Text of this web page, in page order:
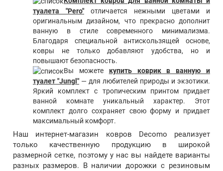
туалета "Pero" отличается нежными цветами и
оригинальным дизайном, что прекрасно дополнит
ванную в стиле современного минимализма.
Благодаря специальной антискользящей основе,
ковры не только добавляют удобства, но и
повышают безопасность.
Вы можете
купить коврик в ванную и
туалет "Jungl" — для любителей природы и экзотики.
Яркий комплект с тропическим принтом придает
ванной комнате уникальный характер. Этот
комплект долго сохраняет свою форму и придает
максимальный комфорт.
Наш интернет-магазин ковров Decomo реализует
только качественную продукцию в широкой
размерной сетке, поэтому у нас вы найдете варианты
разных размеров. В наличии дорожки с резиновым